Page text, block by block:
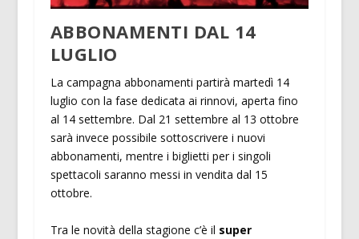
ABBONAMENTI DAL 14
LUGLIO
La campagna abbonamenti partirà martedì 14
luglio con la fase dedicata ai rinnovi, aperta fino
al 14 settembre. Dal 21 settembre al 13 ottobre
sarà invece possibile sottoscrivere i nuovi
abbonamenti, mentre i biglietti per i singoli
spettacoli saranno messi in vendita dal 15
ottobre.
Tra le novità della stagione c’è il super